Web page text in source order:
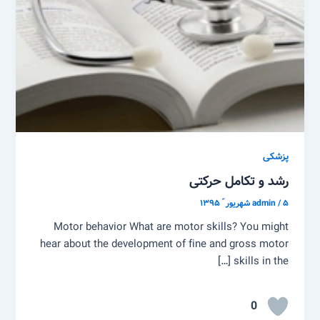
پزشکی
رشد و تکامل حرکتی
admin/۵ شهریور ّ ۱۳۹۵
Motor behavior What are motor skills? You might
hear about the development of fine and gross motor
skills in the […]
0